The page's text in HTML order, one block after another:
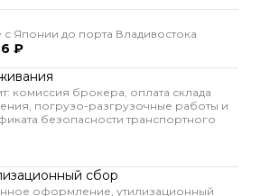
с Японии до порта Владивостока
₽
комиссия брокера, оплата склада
погрузо-разгрузочные работы и
безопасности транспортного
сбор
оформление, утилизационный